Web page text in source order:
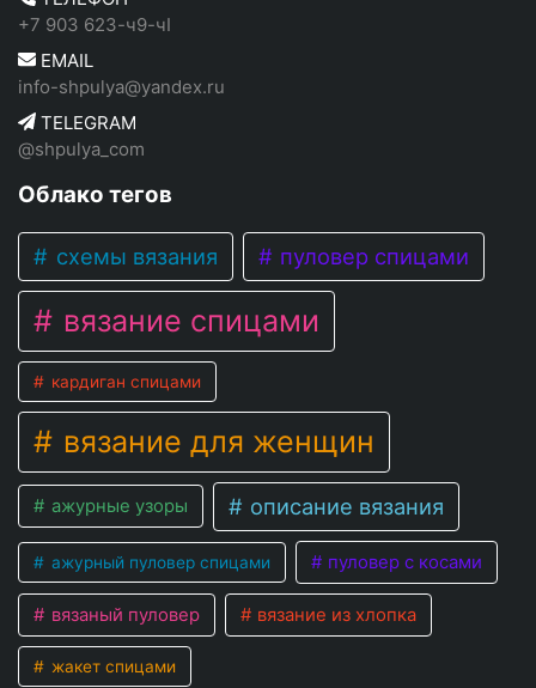
+7 903 623-ч9-чI
EMAIL
info-shpulya@yandex.ru
TELEGRAM
@shpulya_com
Облако тегов
схемы вязания пуловер спицами
вязание спицами
кардиган спицами
вязание для женщин
ажурные узоры описание вязания
ажурный пуловер спицами пуловер с косами
вязаный пуловер вязание из хлопка
жакет спицами